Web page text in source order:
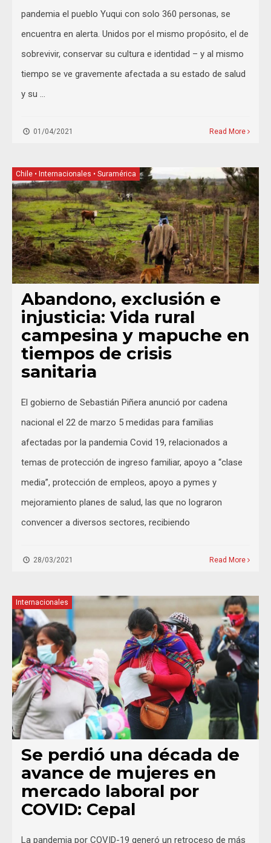
pandemia el pueblo Yuqui con solo 360 personas, se
encuentra en alerta. Unidos por el mismo propósito, el de
sobrevivir, conservar su cultura e identidad – y al mismo
tiempo se ve gravemente afectada a su estado de salud
y su …
01/04/2021 Read More
Chile • Internacionales • Suramérica
Abandono, exclusión e
injusticia: Vida rural
campesina y mapuche en
tiempos de crisis
sanitaria
El gobierno de Sebastián Piñera anunció por cadena
nacional el 22 de marzo 5 medidas para familias
afectadas por la pandemia Covid 19, relacionados a
temas de protección de ingreso familiar, apoyo a “clase
media”, protección de empleos, apoyo a pymes y
mejoramiento planes de salud, las que no lograron
convencer a diversos sectores, recibiendo
28/03/2021 Read More
Internacionales
Se perdió una década de
avance de mujeres en
mercado laboral por
COVID: Cepal
La pandemia por COVID-19 generó un retroceso de más